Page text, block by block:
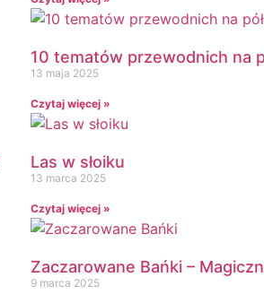
10 tematów przewodnich na
13 maja 2025
Czytaj więcej »
Las w słoiku
13 marca 2025
Czytaj więcej »
Zaczarowane Bańki –
9 marca 2025